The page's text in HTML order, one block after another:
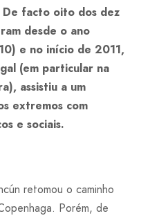
facto oito dos dez
desde o ano
e no início de 2011,
(em particular na
assistiu a um
extremos com
e sociais.
retomou o caminho
Porém, de